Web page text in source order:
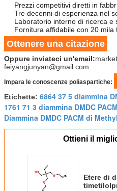
Prezzi competitivi diretti in
Tre decenni di esperienza nel
Laboratorio interno di ricerca e
Fornitura affidabile con 20 mila
Ottenere una citazione
Oppure inviateci un'email:
feiyangjunyan@gmail.com
Impara le conoscenze poliaspartiche:
Etichette: 6864 37 5 diammina
1761 71 3 diammina DMDC PACM
Diammina DMDC PACM di
Ottieni il
Etere di